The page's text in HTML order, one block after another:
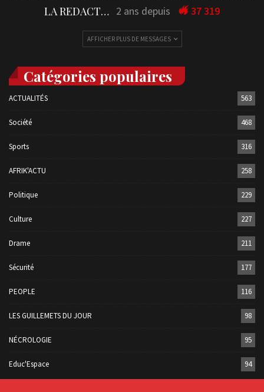
LA REDACTION 2 ans depuis 37 319
AFFICHER PLUS DE MESSAGES
Catégories populaires
ACTUALITÉS 563
Société 468
Sports 316
AFRIK'ACTU 258
Politique 229
Culture 227
Drame 211
Sécurité 177
PEOPLE 116
LES GUILLEMETS DU JOUR 98
NÉCROLOGIE 95
Educ'Espace 94